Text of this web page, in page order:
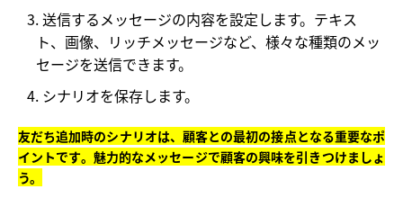
送信するメッセージの内容を設定します。テキス
ト、画像、リッチメッセージなど、様々な種類のメッ
セージを送信できます。
シナリオを保存します。
友だち追加時のシナリオは、顧客との最初の接点となる重要なポ
イントです。魅力的なメッセージで顧客の興味を引きつけましょ
う。